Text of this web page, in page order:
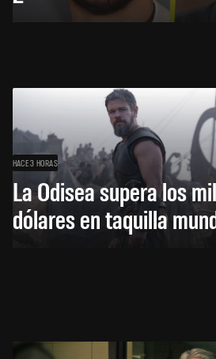
HACE 3 HORAS
La Odisea supera los
dólares en taquilla